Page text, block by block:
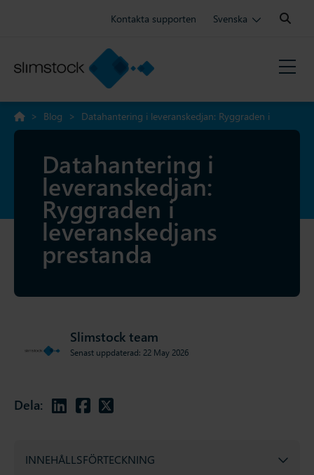
Kontakta supporten Svenska
Search:
> Blog > Datahantering i leveranskedjan: Ryggraden i
leveranskedjans prestanda
Datahantering i
leveranskedjan:
Ryggraden i
leveranskedjans
prestanda
Dela:
Slimstock team
Senast uppdaterad: 22 May 2026
INNEHÅLLSFÖRTECKNING